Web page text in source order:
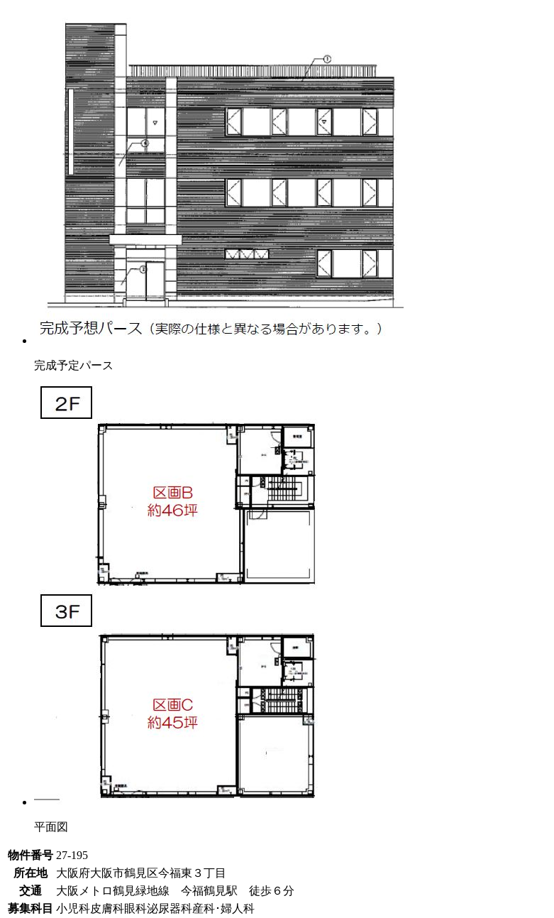
完成予定パース
平面図
物件番号 27-195
所在地
大阪府大阪市鶴見区今福東３丁目
交通
大阪メトロ鶴見緑地線 今福鶴見駅 徒歩６分
募集科目 小児科皮膚科眼科泌尿器科産科･婦人科